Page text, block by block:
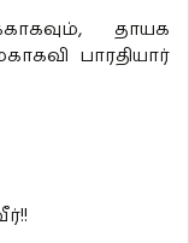
தாயக
பாரதியார்